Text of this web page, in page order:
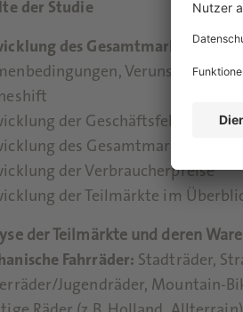
der Studie
des Gesamtmarktes
Verunsicherung
der Geschäftsfelder
des
der Verbraucherpreise
der Teilmärkte im
der Teilmärkte und deren
Fahrräder: Stadträder,
Jugendräder, Mountain-